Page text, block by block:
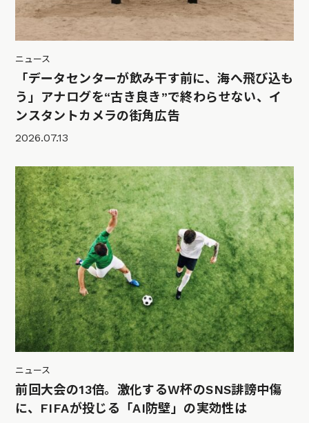
ニュース
「データセンターが飲み干す前に、海へ飛び込も
う」アナログを“古き良き”で終わらせない、イ
ンスタントカメラの街角広告
2026.07.13
ニュース
前回大会の13倍。激化するW杯のSNS誹謗中傷
に、FIFAが投じる「AI防壁」の実効性は